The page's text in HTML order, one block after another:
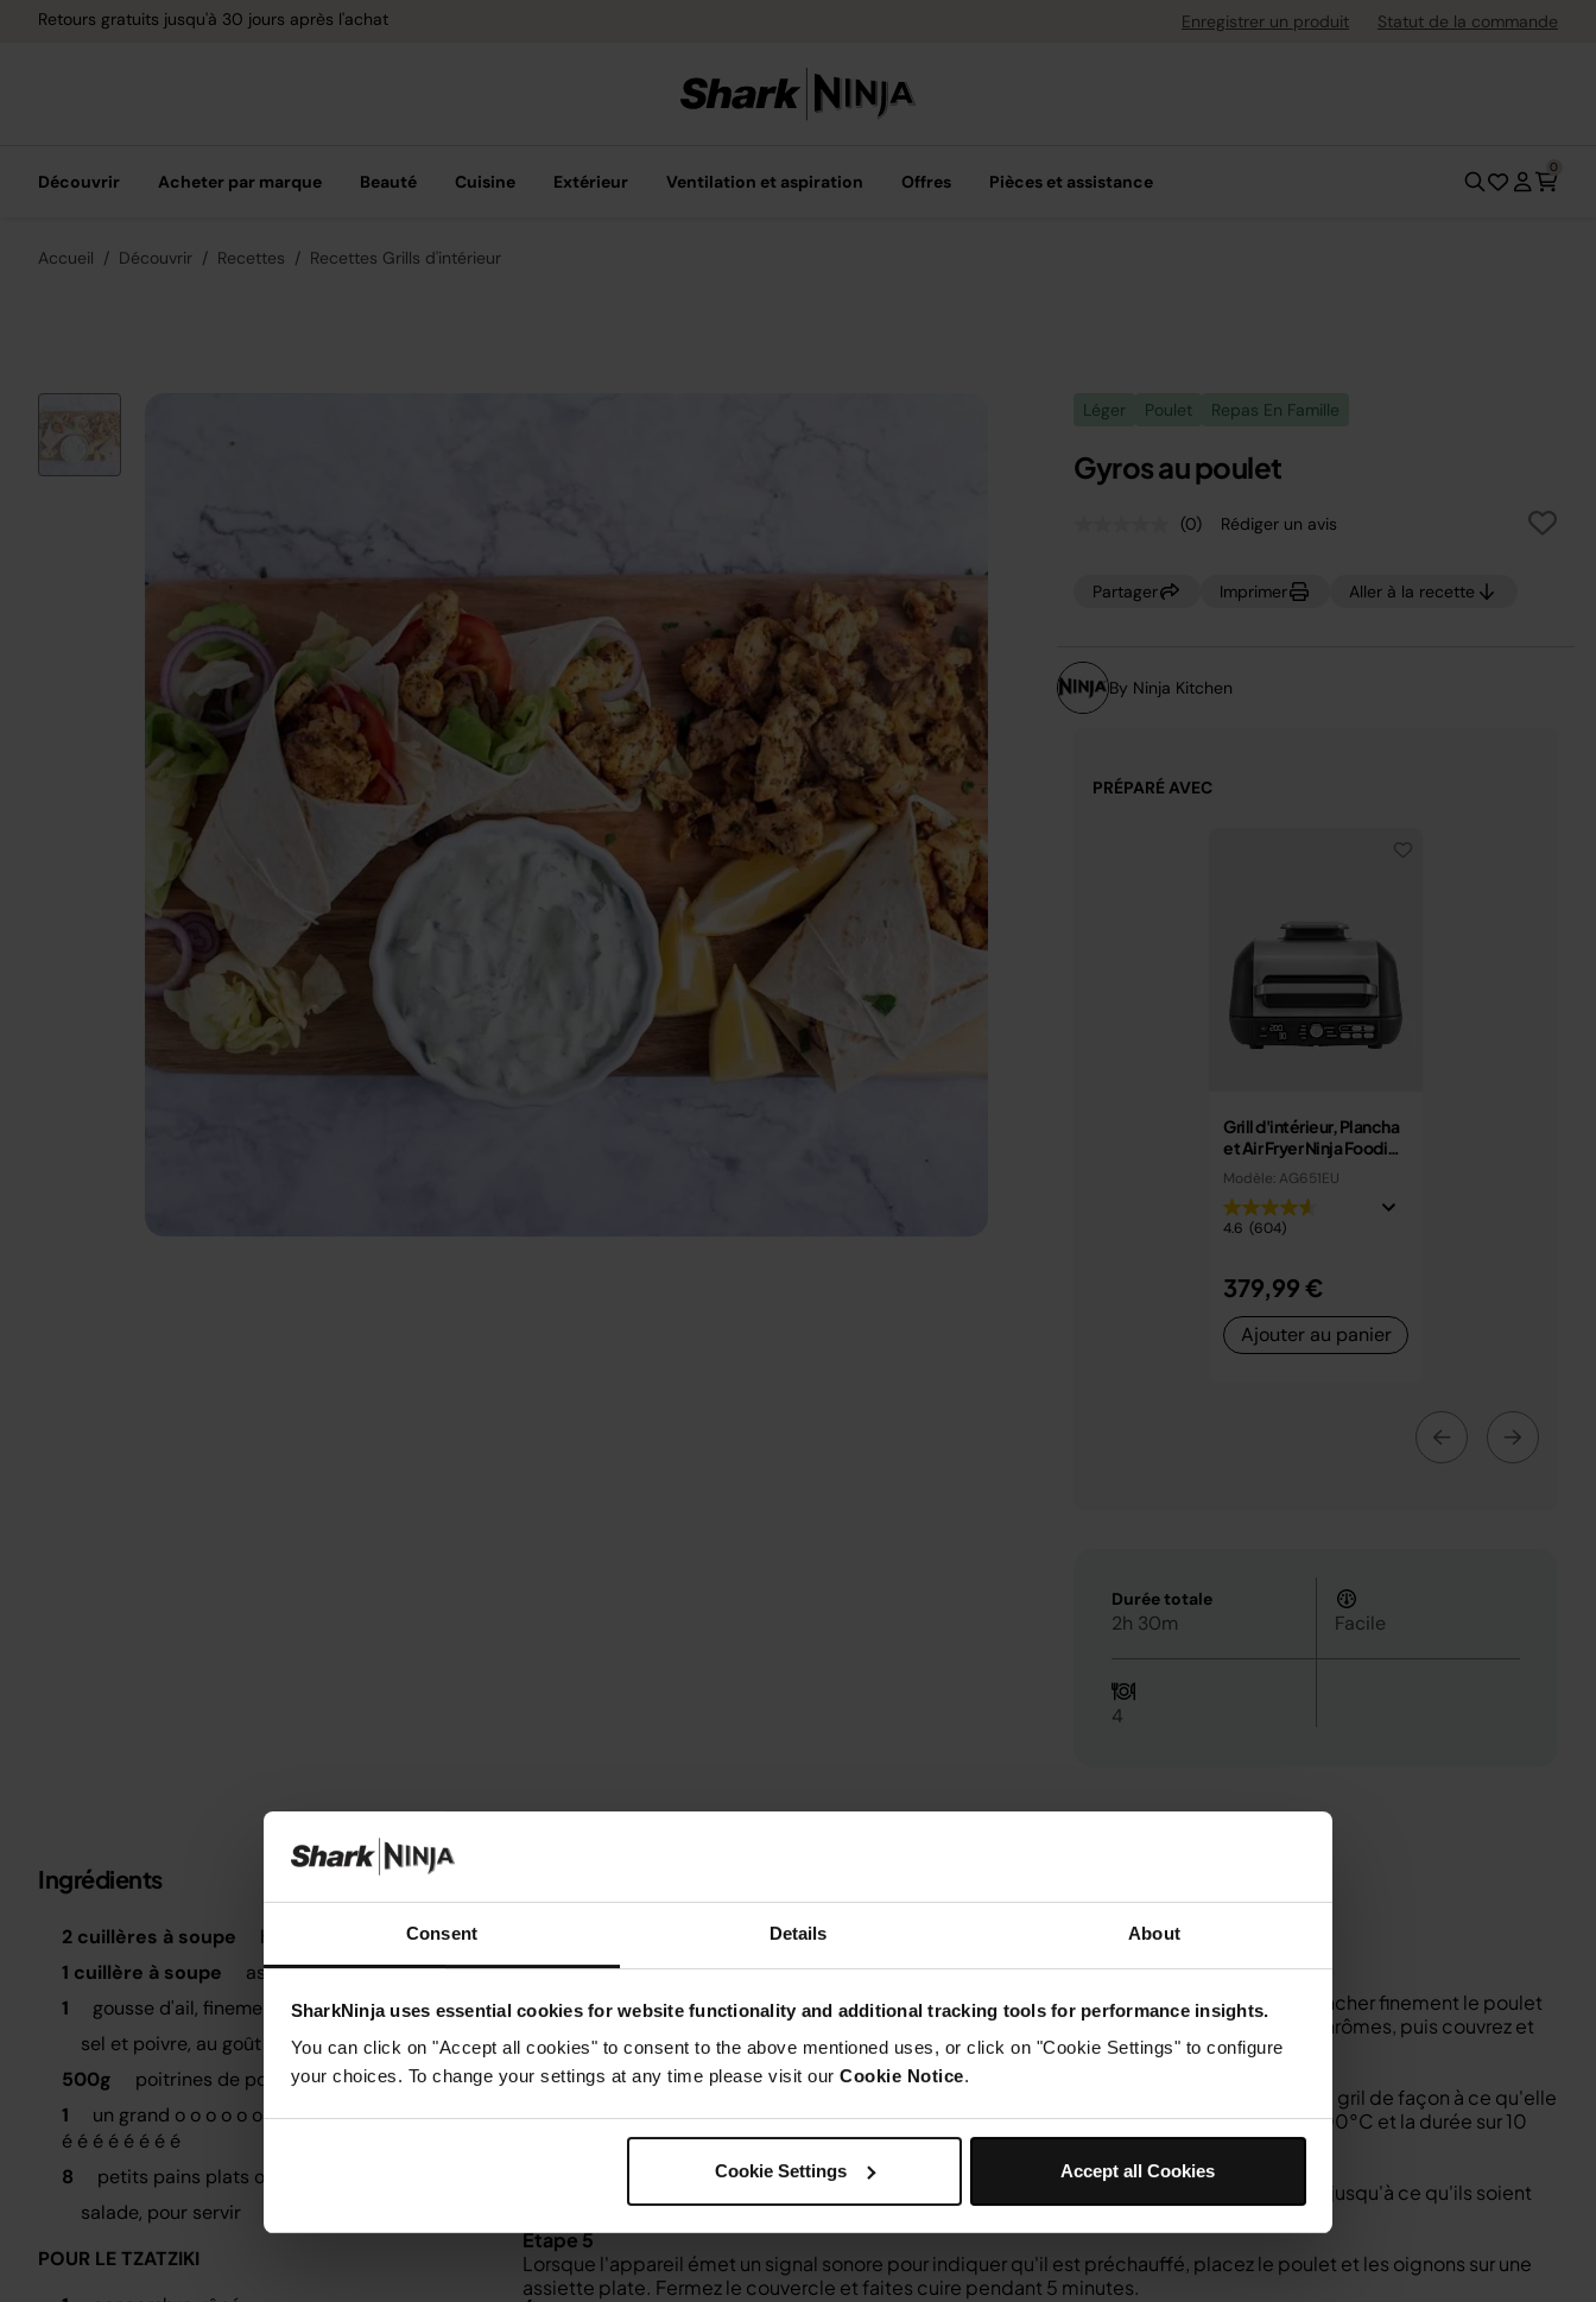
Consent Details About
SharkNinja uses essential cookies for website functionality and additional tracking tools for performance insights.
You can click on "Accept all cookies" to consent to the above mentioned uses, or click on "Cookie Settings" to configure
your choices. To change your settings at any time please visit our Cookie Notice.
Cookie Settings Accept all Cookies
Retours gratuits jusqu'à 30 jours après l'achat Options de paiement flexible avec KlarnaEnregistrer un produit Statut de la commande
Découvrir Acheter par marque Beauté Cuisine Extérieur Ventilation et aspiration Offres Pièces et assistance
0
Accueil Découvrir Recettes Recettes Grills d'intérieur
Léger Poulet Repas En Famille
Gyros au poulet
Aucune
notation.
page.
(0) Rédiger un avis
Partager Imprimer Aller à la recette
By Ninja Kitchen
PRÉPARÉ AVEC
Grill d'intérieur, Plancha
et Air Fryer Ninja Foodi
MAX PRO 7,6 L AG651EU
Modèle: AG651EU
4.6 (604)
379,99 €
Ajouter au panier
Durée totale
2h 30m Facile
4
Ingrédients Métrique
2 cuillères à soupe
huile
1 cuillère à soupe
assaisonnement pour gyros
1
gousse d'ail, finement hachée
sel et poivre, au goût
500g
poitrines de poulet désossées
1
un grand o o o o o o é é é é é é é é é é é é é é é é
é é é é é é é é
8
petits pains plats ou wraps, pour servir
salade, pour servir
POUR LE TZATZIKI
Papillonner les poitrines de poulet, puis les aplatir pour obtenir une épaisseur uniforme. Trancher finement le poulet
et l'ajouter à la marinade du gyros avec l'oignon tranché. Remuez pour enrober le poulet d'arômes, puis couvrez et
mettez-le au réfrigérateur pendant 2 heures pour le faire mariner.
Étape 3
Insérez la plaque du gril dans l'appareil. Placez la plaque plate sur le dessus de la plaque du gril de façon à ce qu'elle
repose à plat. Fermez le couvercle et sélectionnez FLAT PLATE, réglez la température sur 200°C et la durée sur 10
minutes. Sélectionnez START/STOP pour commencer le préchauffage.
Pendant que l'appareil préchauffe, mélanger les ingrédients du tzatziki dans un bol moyen jusqu'à ce qu'ils soient
Étape 5
Lorsque l'appareil émet un signal sonore pour indiquer qu'il est préchauffé, placez le poulet et les oignons sur une
assiette plate. Fermez le couvercle et faites cuire pendant 5 minutes.